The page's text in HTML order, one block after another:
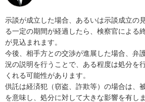
示談が成立した場合、あるいは示談成立の
る一定の期間が経過したら、検察官による
が見込まれます。
今後、相手方との交渉が進展した場合、弁
況の説明を行うことで、ある程度は処分を
くれる可能性があります。
供託は経済犯（窃盗、詐欺等）の場合は、
を意味し、処分に対して大きな影響を有しま